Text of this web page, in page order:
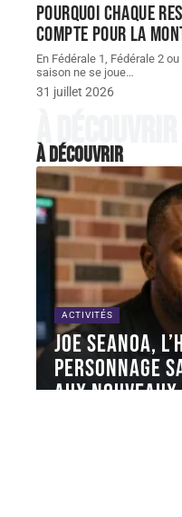
Pourquoi chaque
compte pour la
En Fédérale 1, Fédérale 2
saison ne se joue…
31 juillet 2026
À découvrir
À découvrir
ACTIVITÉS
Joe Seanoa,
personnage
aux